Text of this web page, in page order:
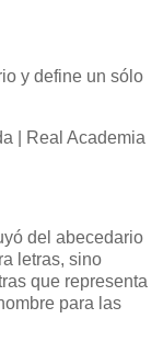
y define un sólo
| Real Academia
del abecedario
letras, sino
que representa
para las